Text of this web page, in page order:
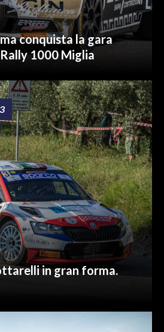
conquista la gara
1000 Miglia
in gran forma.